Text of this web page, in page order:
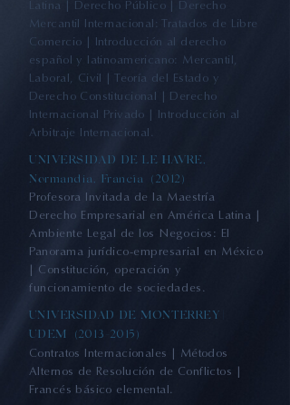
Latina | Derecho Público | Derecho
Mercantil Internacional: Tratados de Libre
Comercio | Introducción al derecho
español y latinoamericano: Mercantil,
Laboral, Civil | Teoría del Estado y
Derecho Constitucional | Derecho
Internacional Privado | Introducción al
Arbitraje Internacional.
UNIVERSIDAD DE LE HAVRE,
Normandía, Francia (2012)
Profesora Invitada de la Maestría
Derecho Empresarial en América Latina |
Ambiente Legal de los Negocios: El
Panorama jurídico-empresarial en México
| Constitución, operación y
funcionamiento de sociedades.
UNIVERSIDAD DE MONTERREY |
UDEM (2013-2015)
Contratos Internacionales | Métodos
Alternos de Resolución de Conflictos |
Francés básico elemental.